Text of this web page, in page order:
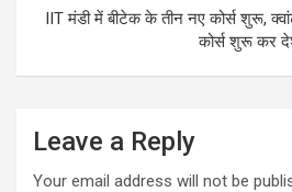
IIT मंडी में बीटेक के तीन नए कोर्स शुरू,
कोर्स शुरू कर
Leave a Reply
Your email address will not be